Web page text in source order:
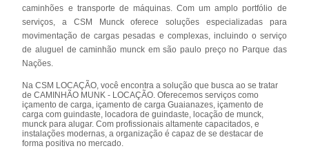
caminhões e transporte de máquinas. Com um amplo portfólio de
serviços, a CSM Munck oferece soluções especializadas para
movimentação de cargas pesadas e complexas, incluindo o serviço
de aluguel de caminhão munck em são paulo preço no Parque das
Nações.
Na CSM LOCAÇÃO, você encontra a solução que busca ao se tratar
de CAMINHÃO MUNK - LOCAÇÃO. Oferecemos serviços como
içamento de carga, içamento de carga Guaianazes, içamento de
carga com guindaste, locadora de guindaste, locação de munck,
munck para alugar. Com profissionais altamente capacitados, e
instalações modernas, a organização é capaz de se destacar de
forma positiva no mercado.